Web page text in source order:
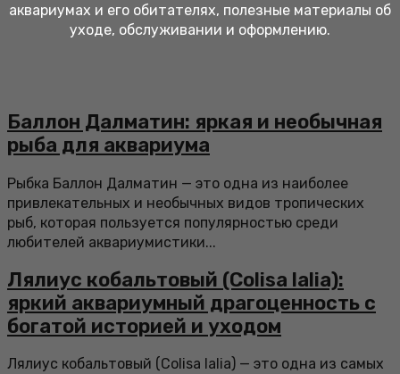
аквариумах и его обитателях, полезные материалы об
уходе, обслуживании и оформлению.
Баллон Далматин: яркая и необычная
рыба для аквариума
Рыбка Баллон Далматин — это одна из наиболее
привлекательных и необычных видов тропических
рыб, которая пользуется популярностью среди
любителей аквариумистики...
Лялиус кобальтовый (Colisa lalia):
яркий аквариумный драгоценность с
богатой историей и уходом
Лялиус кобальтовый (Colisa lalia) — это одна из самых